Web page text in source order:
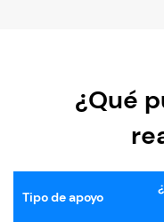
¿Qué
Tipo de apoyo